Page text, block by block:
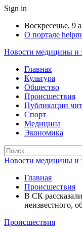
Sign in
Воскресенье, 9
О портале
Новости медицины и
Главная
Культура
Общество
Происшествия
Публикации
Спорт
Медицина
Экономика
Новости медицины и
Главная
Происшествия
В СК
неизвестного,
Происшествия